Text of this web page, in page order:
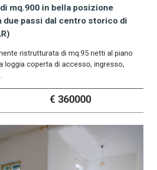
mq.900 in bella posizione
due passi dal centro storico di
ristrutturata di mq.95 netti al piano
loggia coperta di accesso, ingresso,
€ 360000